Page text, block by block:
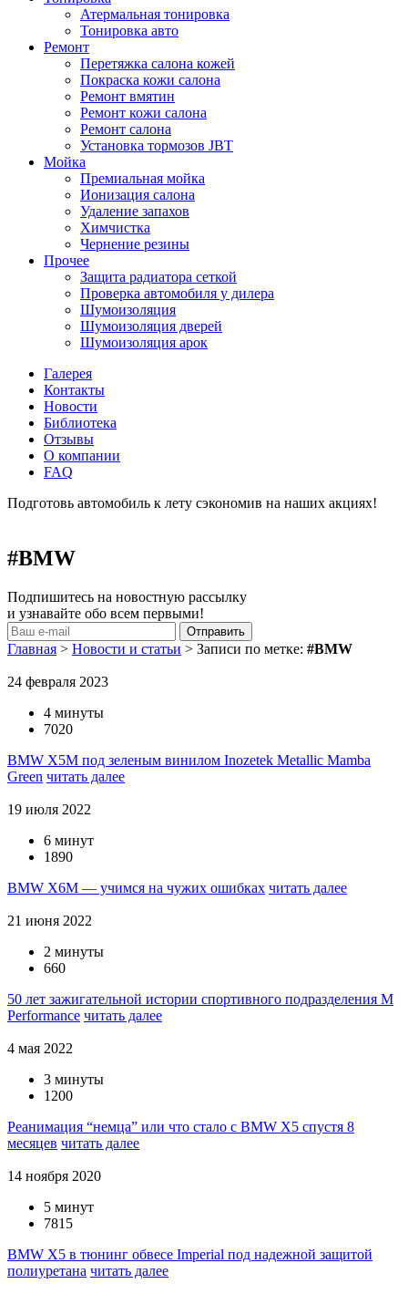
Атермальная тонировка
Тонировка авто
Ремонт
Перетяжка салона кожей
Покраска кожи салона
Ремонт вмятин
Ремонт кожи салона
Ремонт салона
Установка тормозов JBT
Мойка
Премиальная мойка
Ионизация салона
Удаление запахов
Химчистка
Чернение резины
Прочее
Защита радиатора сеткой
Проверка автомобиля у дилера
Шумоизоляция
Шумоизоляция дверей
Шумоизоляция арок
Галерея
Контакты
Новости
Библиотека
Отзывы
О компании
FAQ
Подготовь автомобиль к лету сэкономив на наших акциях!
#BMW
Подпишитесь на новостную рассылку
и узнавайте обо всем первыми!
Главная > Новости и статьи > Записи по метке: #BMW
24 февраля 2023
4 минуты
7020
BMW X5M под зеленым винилом Inozetek Metallic Mamba
Green читать далее
19 июля 2022
6 минут
1890
BMW X6M — учимся на чужих ошибках читать далее
21 июня 2022
2 минуты
660
50 лет зажигательной истории спортивного подразделения M
Performance читать далее
4 мая 2022
3 минуты
1200
Реанимация “немца” или что стало с BMW X5 спустя 8
месяцев читать далее
14 ноября 2020
5 минут
7815
BMW X5 в тюнинг обвесе Imperial под надежной защитой
полиуретана читать далее